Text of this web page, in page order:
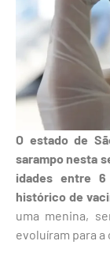
O estado de
sarampo nesta
idades entre
histórico de
uma menina,
evoluíram para a